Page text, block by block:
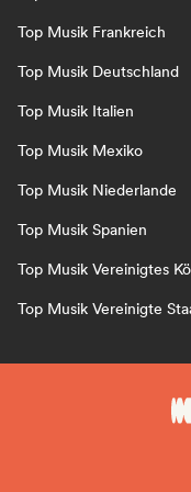
Top Musik Frankreich
Top Musik Deutschland
Top Musik Italien
Top Musik Mexiko
Top Musik Niederlande
Top Musik Spanien
Top Musik Vereinigtes
Top Musik Vereinigte